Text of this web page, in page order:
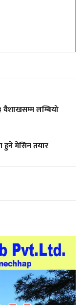
३ वैशाखसम्म लम्बियो
हुने मेसिन तयार